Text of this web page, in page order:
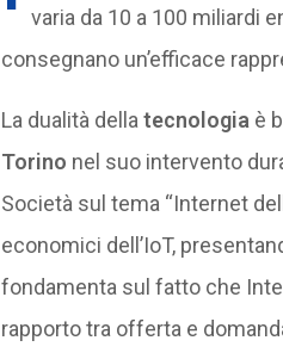
varia da 10 a 100 miliardi
consegnano un’efficace
La dualità della tecnologia è
Torino nel suo intervento
Società sul tema “Internet
economici dell’IoT,
fondamenta sul fatto che
rapporto tra offerta e